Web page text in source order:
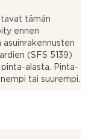
tämän
ennen
asuinrakennusten
(SFS 5139)
alasta. Pinta-
tai suurempi.